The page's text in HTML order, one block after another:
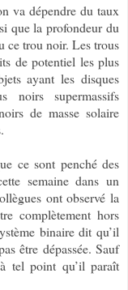
va dépendre du taux
que la profondeur du
ce trou noir. Les trous
de potentiel les plus
ayant les disques
noirs supermassifs
de masse solaire
ce sont penché des
semaine dans un
ont observé la
complètement hors
binaire dit qu’il
être dépassée. Sauf
tel point qu’il paraît